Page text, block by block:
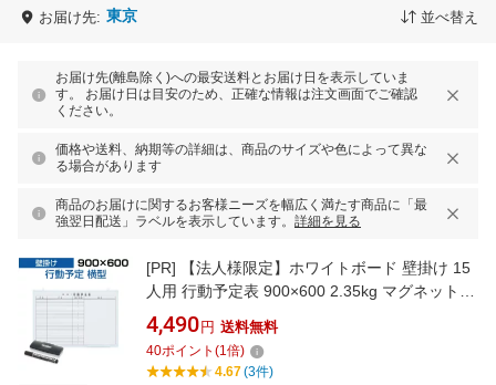
お届け先: 東京 並べ替え
お届け先(離島除く)への最安送料とお届け日を表示していま
す。 お届け日は目安のため、正確な情報は注文画面でご確認
ください。
価格や送料、納期等の詳細は、商品のサイズや色によって異な
る場合があります
商品のお届けに関するお客様ニーズを幅広く満たす商品に「最
強翌日配送」ラベルを表示しています。 詳細を見る
[PR]
【法人様限定】ホワイトボード 壁掛け 15
人用 行動予定表 900×600 2.35kg マグネット対
応 マーカー付き 予定表 罫引き スケジュールボ
ード マグネットボード 掲示板 営業 イベント 月
行事 工場 オフィス 会社 ボード 壁 スケジュー
4,490 円 送料無料
40ポイント (1倍)
4.67(3件)